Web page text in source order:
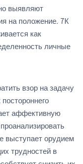
выявляют
на положение. 7К
как
личные
взор на задачу
аффективную
выступает орудием
трудностей в